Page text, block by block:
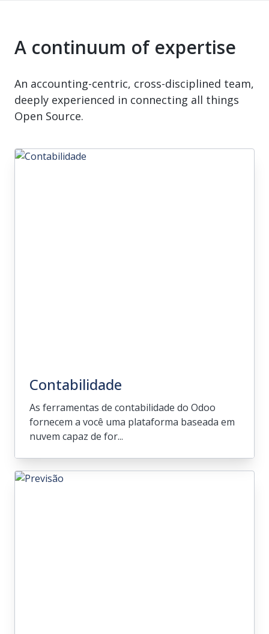
A continuum of expertise
An accounting-centric, cross-disciplined team,
deeply experienced in connecting all things
Open Source.
Contabilidade
As ferramentas de contabilidade do Odoo
fornecem a você uma plataforma baseada em
nuvem capaz de for...